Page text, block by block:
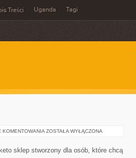
Treści Uganda Tagi
KOMENTOWANIA PRZEPISY
ZOSTAŁA WYŁĄCZONA
sklep stworzony dla osób, które chcą